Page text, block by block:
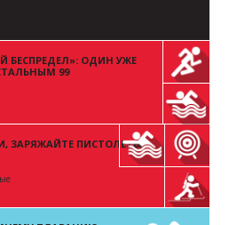
БЕСПРЕДЕЛ»: ОДИН УЖЕ
99
ЗАРЯЖАЙТЕ ПИСТОЛЕТЫ